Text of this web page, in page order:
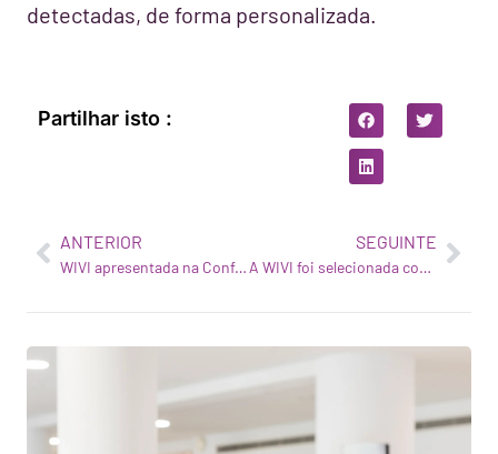
detectadas, de forma personalizada.
Partilhar isto :
ANTERIOR
WIVI apresentada na Conferência Anual da regulanet® realizada na Alemanha
SEGUINTE
A WIVI foi selecionada como uma das nove melhores empresas de saúde em fase de arranque no evento 4YFN Startup Event durante o MWC19